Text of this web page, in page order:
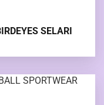
SELARI